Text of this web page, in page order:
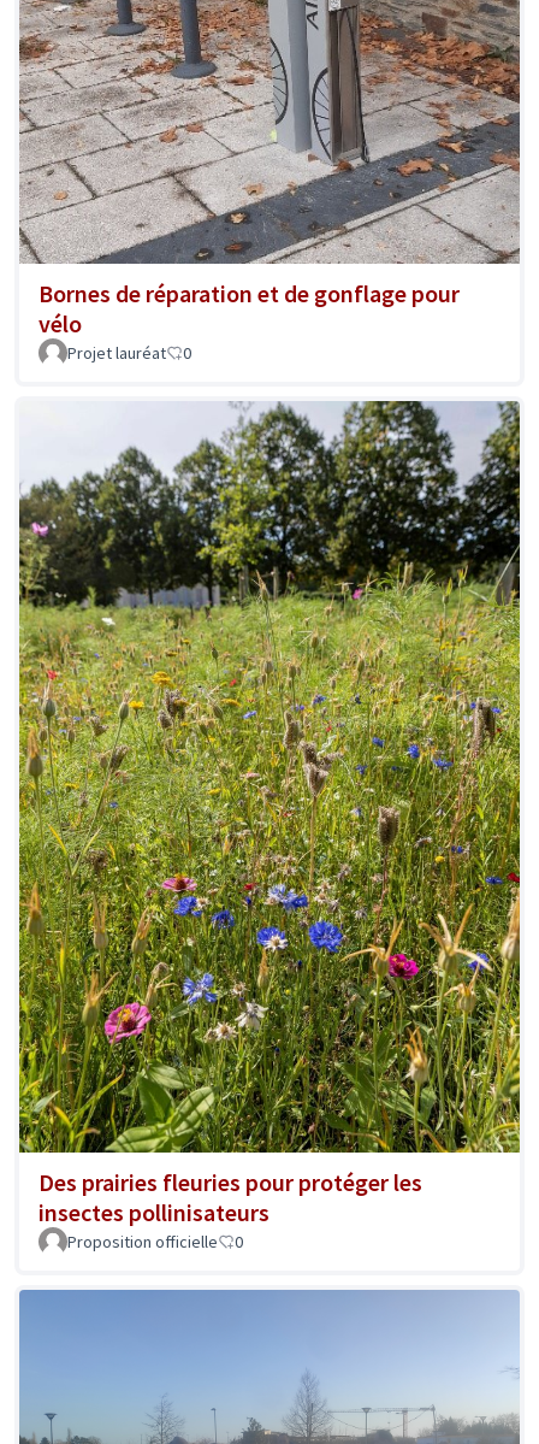
Bornes de réparation et de gonflage pour
vélo
Projet lauréat 0
Des prairies fleuries pour protéger les
insectes pollinisateurs
Proposition officielle 0